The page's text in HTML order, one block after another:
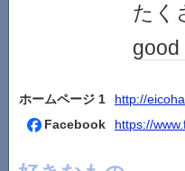
たく
good
ホームページ 1
http://
Facebook
https://